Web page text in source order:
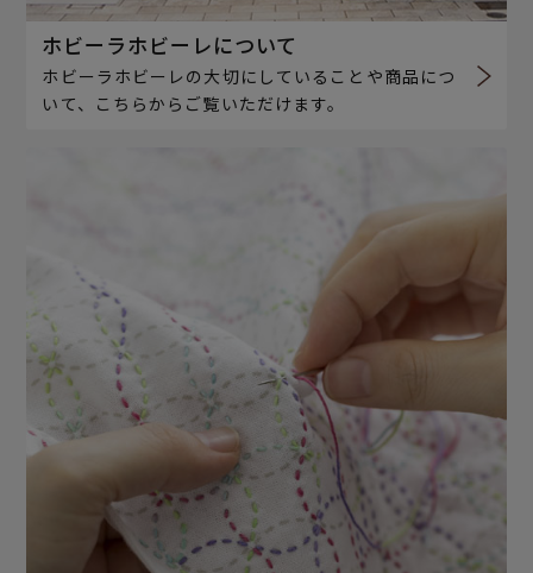
ホビーラホビーレについて
ホビーラホビーレの大切にしていることや商品につ
いて、こちらからご覧いただけます。